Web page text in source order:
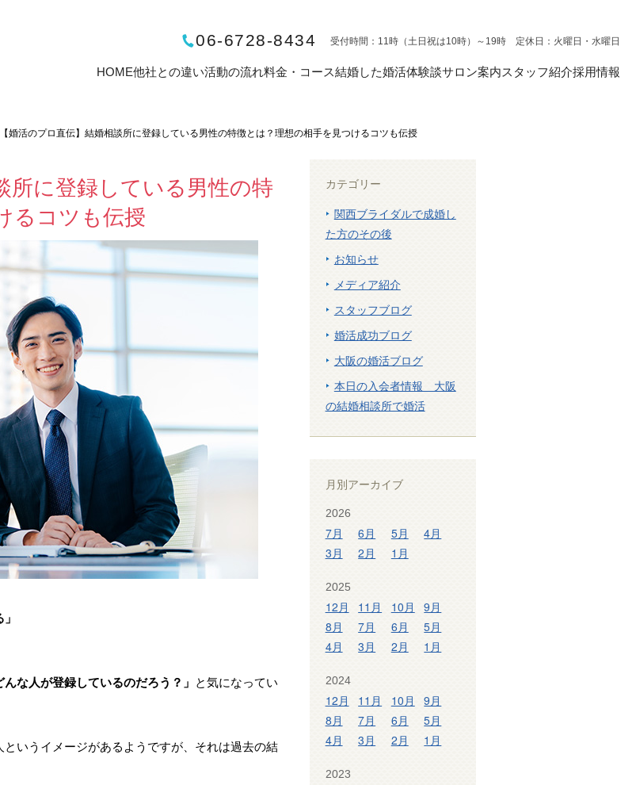
06-6728-8434 受付時間：11時（土日祝は10時）～19時 定休日：火曜日・水曜日
HOME他社との違い活動の流れ料金・コース結婚した婚活体験談サロン案内スタッフ紹介採用情報
【婚活のプロ直伝】結婚相談所に登録している男性の特徴とは？理想の相手を見つけるコツも伝授
所に登録している男性の特
るコツも伝授
んな人が登録しているのだろう？」 と気になってい
いうイメージがあるようですが、それは過去の結
カテゴリー
関西ブライダルで成婚し
た方のその後
お知らせ
メディア紹介
スタッフブログ
婚活成功ブログ
大阪の婚活ブログ
本日の入会者情報 大阪
の結婚相談所で婚活
月別アーカイブ
2026
7月 6月 5月
4月
3月
2月 1月
2025
12月 11月 10月
9月
8月
7月 6月
5月
4月
3月 2月 1月
2024
12月 11月 10月
9月
8月
7月 6月
5月
4月
3月 2月 1月
2023